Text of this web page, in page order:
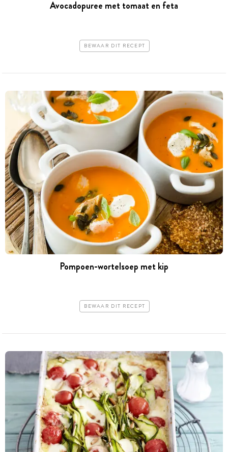
Avocadopuree met tomaat en feta
BEWAAR DIT RECEPT
Pompoen-wortelsoep met kip
BEWAAR DIT RECEPT